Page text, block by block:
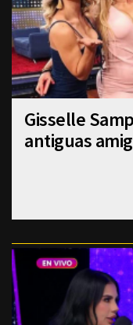
Gisselle
antiguas